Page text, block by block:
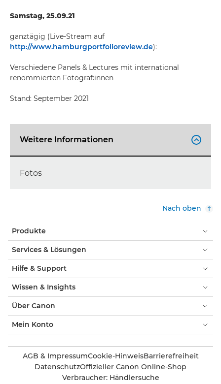
Samstag, 25.09.21
ganztägig (Live-Stream auf
http://www.hamburgportfolioreview.de):
Verschiedene Panels & Lectures mit international
renommierten Fotograf:innen
Stand: September 2021
Weitere Informationen 
Fotos
Nach oben
Produkte
Services & Lösungen
Hilfe & Support
Wissen & Insights
Über Canon
Mein Konto
AGB & ImpressumCookie-HinweisBarrierefreiheit
DatenschutzOffizieller Canon Online-Shop
Verbraucher: Händlersuche